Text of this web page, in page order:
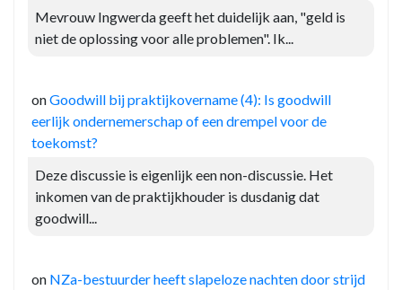
Mevrouw Ingwerda geeft het duidelijk aan, "geld is
niet de oplossing voor alle problemen". Ik...
onGoodwill bij praktijkovername (4): Is goodwill
eerlijk ondernemerschap of een drempel voor de
toekomst?
Deze discussie is eigenlijk een non-discussie. Het
inkomen van de praktijkhouder is dusdanig dat
goodwill...
on NZa-bestuurder heeft slapeloze nachten door strijd